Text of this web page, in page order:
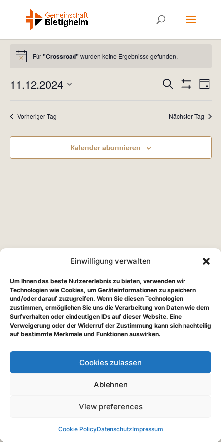
Einwilligung verwalten
Um Ihnen das beste Nutzererlebnis zu bieten, verwenden wir
Technologien wie Cookies, um Geräteinformationen zu speichern
und/oder darauf zuzugreifen. Wenn Sie diesen Technologien
zustimmen, ermöglichen Sie uns die Verarbeitung von Daten wie dem
Surfverhalten oder eindeutigen IDs auf dieser Website. Eine
Verweigerung oder der Widerruf der Zustimmung kann sich nachteilig
auf bestimmte Merkmale und Funktionen auswirken.
Cookies zulassen
Ablehnen
View preferences
Cookie PolicyDatenschutzImpressum
Veranstaltungen
für
Dezember
HinweisFür"Crossroad" wurden keine Ergebnisse gefunden.
Suche Tag
11.12.2024
Vorheriger Tag
Nächster Tag
Kalender abonnieren